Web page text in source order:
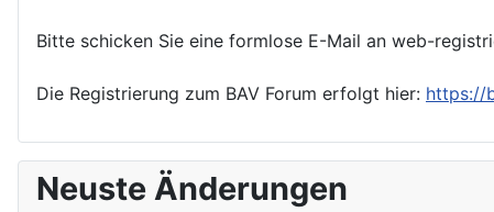
Bitte schicken Sie eine formlose E-Mail an web-
Die Registrierung zum BAV Forum erfolgt hier: https://
Neuste Änderungen